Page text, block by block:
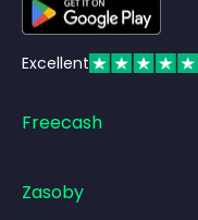
Excellent
Freecash
Zasoby